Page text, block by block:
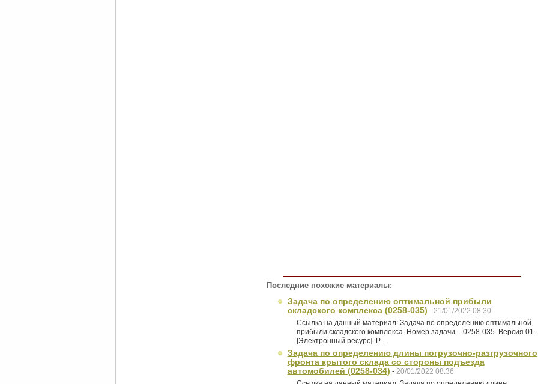
Последние похожие материалы:
Задача по определению оптимальной прибыли
складского комплекса (0258-035) - 21/01/2022 08:30
Ссылка на данный материал: Задача по определению оптимальной
прибыли складского комплекса. Номер задачи – 0258-035. Версия 01.
[Электронный ресурс]. Р…
Задача по определению длины погрузочно-разгрузочного
фронта крытого склада со стороны подъезда
автомобилей (0258-034) - 20/01/2022 08:36